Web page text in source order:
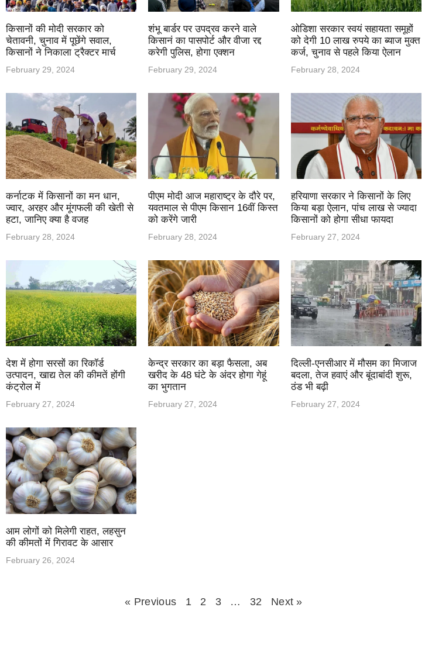
किसानों की मोदी सरकार को
चेतावनी, चुनाव में पूछेंगे सवाल,
किसानों ने निकाला ट्रैक्टर मार्च
February 29, 2024
शंभू बार्डर पर उपद्रव करने वाले
किसानं का पासपोर्ट और वीजा रद्द
करेगी पुलिस, होगा एक्शन
February 29, 2024
ओडिशा सरकार स्वयं सहायता समूहों
को देगी 10 लाख रुपये का ब्याज मुक्त
कर्ज, चुनाव से पहले किया ऐलान
February 28, 2024
कर्नाटक में किसानों का मन धान,
ज्वार, अरहर और मूंगफली की खेती से
हटा, जानिए क्या है वजह
February 28, 2024
पीएम मोदी आज महाराष्ट्र के दौरे पर,
यवतमाल से पीएम किसान 16वीं किस्त
को करेंगे जारी
February 28, 2024
हरियाणा सरकार ने किसानों के लिए
किया बड़ा ऐलान, पांच लाख से ज्यादा
किसानों को होगा सीधा फायदा
February 27, 2024
देश में होगा सरसों का रिकॉर्ड
उत्पादन, खाद्य तेल की कीमतें होंगी
कंट्रोल में
February 27, 2024
केन्द्र सरकार का बड़ा फैसला, अब
खरीद के 48 घंटे के अंदर होगा गेहूं
का भुगतान
February 27, 2024
दिल्ली-एनसीआर में मौसम का मिजाज
बदला, तेज हवाएं और बूंदाबांदी शुरू,
ठंड भी बढ़ी
February 27, 2024
आम लोगों को मिलेगी राहत, लहसुन
की कीमतों में गिरावट के आसार
February 26, 2024
« Previous 1 2 3 … 32 Next »